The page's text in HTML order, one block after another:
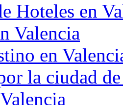
Hoteles en
Valencia
en
la ciudad